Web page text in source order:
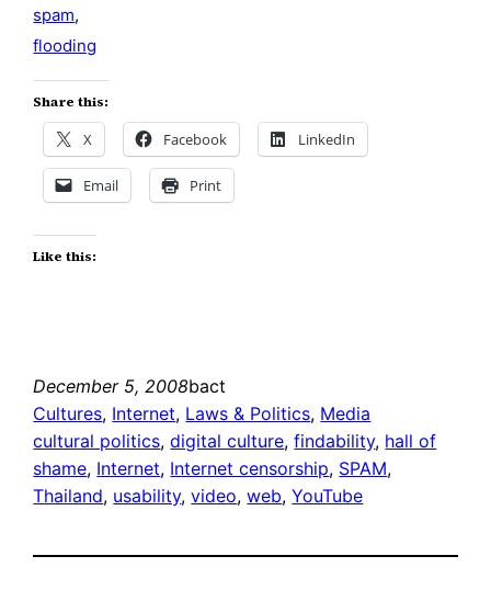
spam,
flooding
Share this:
X Facebook LinkedIn
Email Print
Like this:
December 5, 2008bact
Cultures, Internet, Laws & Politics, Media
cultural politics, digital culture, findability, hall of
shame, Internet, Internet censorship, SPAM
Thailand, usability, video, web, YouTube